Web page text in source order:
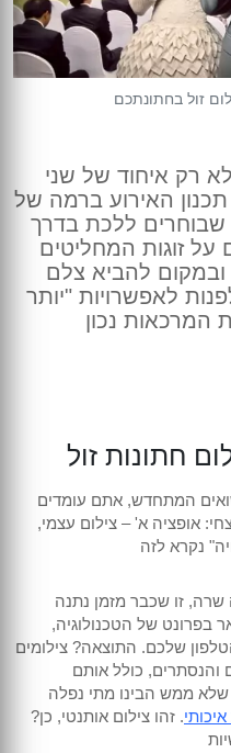
זול בחתונתכם
רק איחוד של שני
האירוע ברמה של
שבוחרים ללכת בדרך
על זוגות המחליטים
ובמקום להביא צלם
לאפשרויות "יותר
המרכאות נכון
חתונות זול
המתחדש, אתם עומדים
אופציה א' – צילום עצמי,
נקרא לזה
שרה, זו שכבר מזמן נתנה
בפרונט של הטכנולוגיה,
שלכם. התוצאה? צילומים
והנסתרים, כולל אותם
ממש הבינו מתי נפלה
. זהו צילום אותנטי, כן?